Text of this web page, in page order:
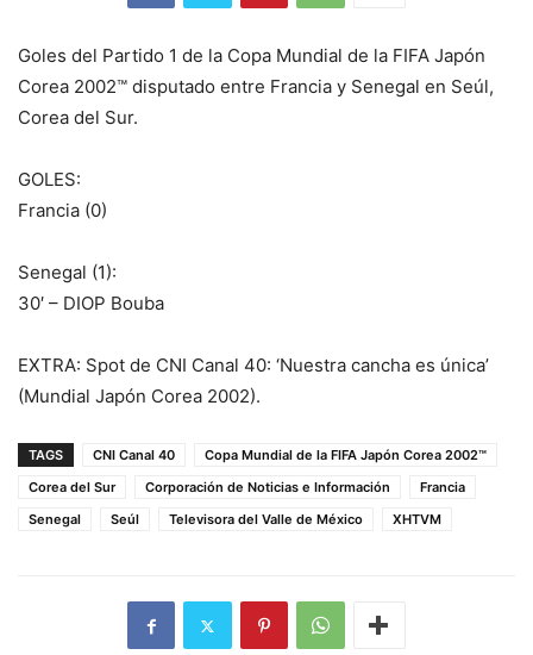
Goles del Partido 1 de la Copa Mundial de la FIFA Japón
Corea 2002™ disputado entre Francia y Senegal en Seúl,
Corea del Sur.
GOLES:
Francia (0)
Senegal (1):
30′ – DIOP Bouba
EXTRA: Spot de CNI Canal 40: ‘Nuestra cancha es única’
(Mundial Japón Corea 2002).
TAGS CNI Canal 40
Copa Mundial de la FIFA Japón Corea 2002™
Corea del Sur
Corporación de Noticias e Información
Francia
Senegal
Seúl Televisora del Valle de México XHTVM